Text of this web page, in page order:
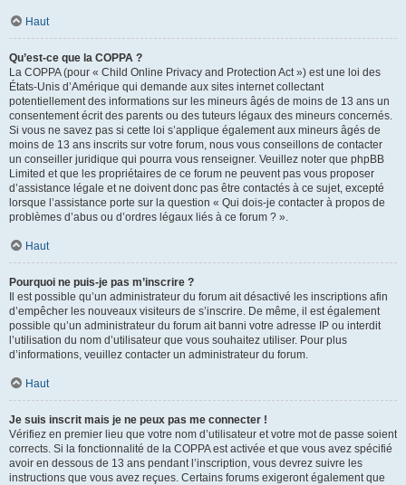
Haut
Qu’est-ce que la COPPA ?
La COPPA (pour « Child Online Privacy and Protection Act ») est une loi des
États-Unis d’Amérique qui demande aux sites internet collectant
potentiellement des informations sur les mineurs âgés de moins de 13 ans un
consentement écrit des parents ou des tuteurs légaux des mineurs concernés.
Si vous ne savez pas si cette loi s’applique également aux mineurs âgés de
moins de 13 ans inscrits sur votre forum, nous vous conseillons de contacter
un conseiller juridique qui pourra vous renseigner. Veuillez noter que phpBB
Limited et que les propriétaires de ce forum ne peuvent pas vous proposer
d’assistance légale et ne doivent donc pas être contactés à ce sujet, excepté
lorsque l’assistance porte sur la question « Qui dois-je contacter à propos de
problèmes d’abus ou d’ordres légaux liés à ce forum ? ».
Haut
Pourquoi ne puis-je pas m’inscrire ?
Il est possible qu’un administrateur du forum ait désactivé les inscriptions afin
d’empêcher les nouveaux visiteurs de s’inscrire. De même, il est également
possible qu’un administrateur du forum ait banni votre adresse IP ou interdit
l’utilisation du nom d’utilisateur que vous souhaitez utiliser. Pour plus
d’informations, veuillez contacter un administrateur du forum.
Haut
Je suis inscrit mais je ne peux pas me connecter !
Vérifiez en premier lieu que votre nom d’utilisateur et votre mot de passe soient
corrects. Si la fonctionnalité de la COPPA est activée et que vous avez spécifié
avoir en dessous de 13 ans pendant l’inscription, vous devrez suivre les
instructions que vous avez reçues. Certains forums exigeront également que